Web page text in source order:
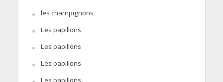
les champignons
Les papillons
Les papillons
Les papillons
Les papillons